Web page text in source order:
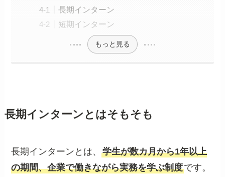
長期インターン
短期インターン
もっと見る
長期インターンとはそもそも
長期インターンとは、学生が数カ月から1年以上
の期間、企業で働きながら実務を学ぶ制度です。